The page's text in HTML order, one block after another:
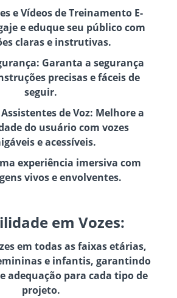
e Vídeos de Treinamento E-
e eduque seu público com
claras e instrutivas.
Garanta a segurança
precisas e fáceis de
seguir.
de Voz: Melhore a
do usuário com vozes
e acessíveis.
experiência imersiva com
vivos e envolventes.
em Vozes:
em todas as faixas etárias,
e infantis, garantindo
adequação para cada tipo de
projeto.